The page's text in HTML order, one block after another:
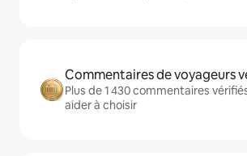
Commentaires de voyageurs
Plus de 1 430 commentaires
aider à choisir